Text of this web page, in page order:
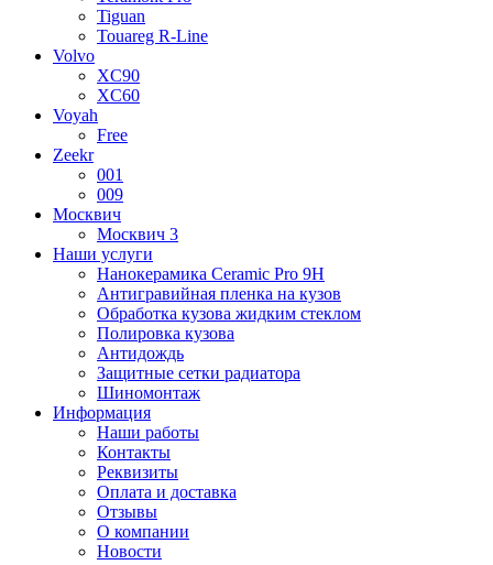
Tiguan
Touareg R-Line
Volvo
XC90
XC60
Voyah
Free
Zeekr
001
009
Москвич
Москвич 3
Наши услуги
Нанокерамика Ceramic Pro 9H
Антигравийная пленка на кузов
Обработка кузова жидким стеклом
Полировка кузова
Антидождь
Защитные сетки радиатора
Шиномонтаж
Информация
Наши работы
Контакты
Реквизиты
Оплата и доставка
Отзывы
О компании
Новости